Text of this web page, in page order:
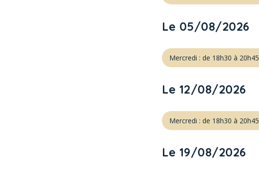
Le 05/08/2026
Mercredi : de 18h30 à 20h45
Le 12/08/2026
Mercredi : de 18h30 à 20h45
Le 19/08/2026